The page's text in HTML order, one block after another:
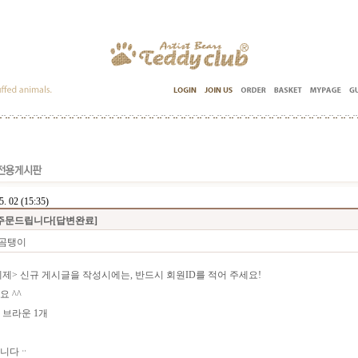
02 (15:35)
문드립니다[답변완료]
탱이
> 신규 게시글을 작성시에는, 반드시 회원ID를 적어 주세요!
^^
라운 1개
다ᆢ